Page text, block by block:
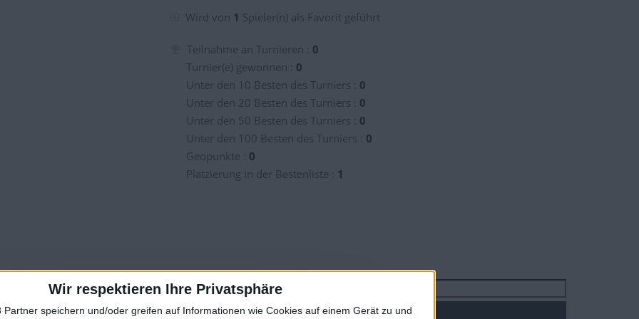
Wir respektieren Ihre Privatsphäre
Partner speichern und/oder greifen auf Informationen wie Cookies auf einem Gerät zu und
Wird von 1 Spieler(n) als Favorit geführt
Teilnahme an Turnieren : 0
Turnier(e) gewonnen : 0
Unter den 10 Besten des Turniers : 0
Unter den 20 Besten des Turniers : 0
Unter den 50 Besten des Turniers : 0
Unter den 100 Besten des Turniers : 0
Geopunkte : 0
Platzierung in der Bestenliste : 1